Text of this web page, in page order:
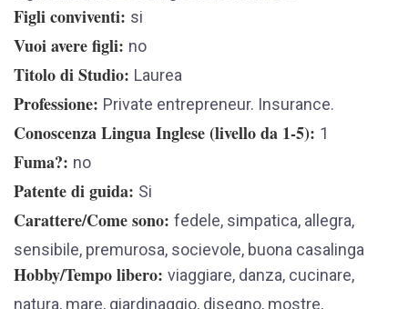
Figli conviventi si
Vuoi avere figli no
Titolo di Studio Laurea
Professione Private entrepreneur. Insurance.
Conoscenza Lingua Inglese (livello da 1-5) 1
Fuma? no
Patente di guida Si
Carattere/Come sono fedele, simpatica, allegra,
sensibile, premurosa, socievole, buona casalinga
Hobby/Tempo libero viaggiare, danza, cucinare,
natura, mare, giardinaggio, disegno, mostre,